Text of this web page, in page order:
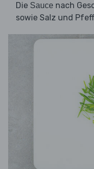
Die Sauce nach
sowie Salz und